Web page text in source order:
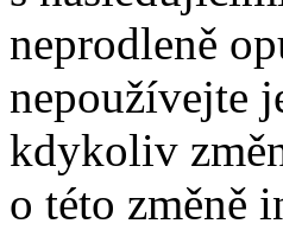
neprodleně
nepoužívejte
kdykoliv
o této změně